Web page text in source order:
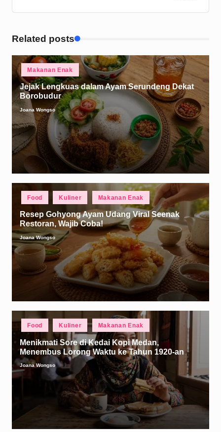
Related posts
Posted
Makanan Enak
Jejak Lengkuas dalam Ayam Serundeng Dekat
Borobudur
Posted
by
Joana Wongso
Food Kuliner Makanan Enak
Resep Gohyong Ayam Udang Viral Seenak
Restoran, Wajib Coba!
Posted
by
Joana Wongso
Posted
Food Kuliner Makanan Enak
Menikmati Sore di Kedai Kopi Medan,
Menembus Lorong Waktu ke Tahun 1920-an
Posted
Joana Wongso